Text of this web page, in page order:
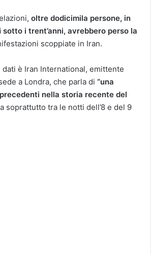
oltre dodicimila persone, in
i trent’anni, avrebbero perso la
scoppiate in Iran.
è Iran International, emittente
a Londra, che parla di “una
nella storia recente del
soprattutto tra le notti dell’8 e del 9